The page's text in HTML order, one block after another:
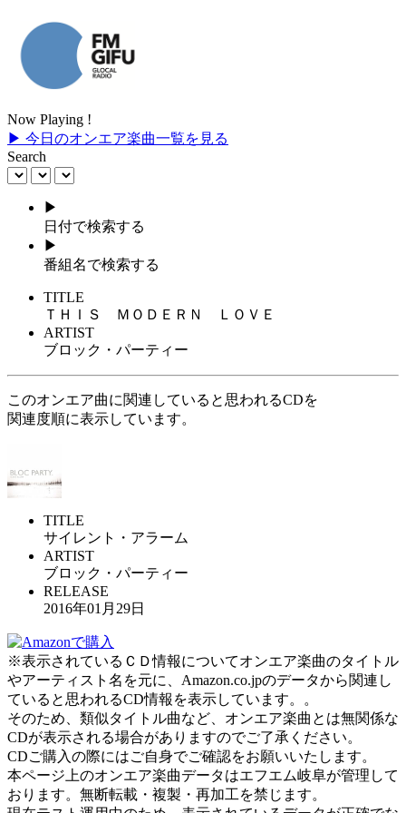
Now Playing !
▶ 今日のオンエア楽曲一覧を見る
Search
▶
日付で検索する
▶
番組名で検索する
TITLE
ＴＨＩＳ ＭＯＤＥＲＮ ＬＯＶＥ
ARTIST
ブロック・パーティー
このオンエア曲に関連していると思われるCDを
関連度順に表示しています。
TITLE
サイレント・アラーム
ARTIST
ブロック・パーティー
RELEASE
2016年01月29日
※表示されているＣＤ情報についてオンエア楽曲のタイトル
やアーティスト名を元に、Amazon.co.jpのデータから関連し
ていると思われるCD情報を表示しています。。
そのため、類似タイトル曲など、オンエア楽曲とは無関係な
CDが表示される場合がありますのでご了承ください。
CDご購入の際にはご自身でご確認をお願いいたします。
本ページ上のオンエア楽曲データはエフエム岐阜が管理して
おります。無断転載・複製・再加工を禁じます。